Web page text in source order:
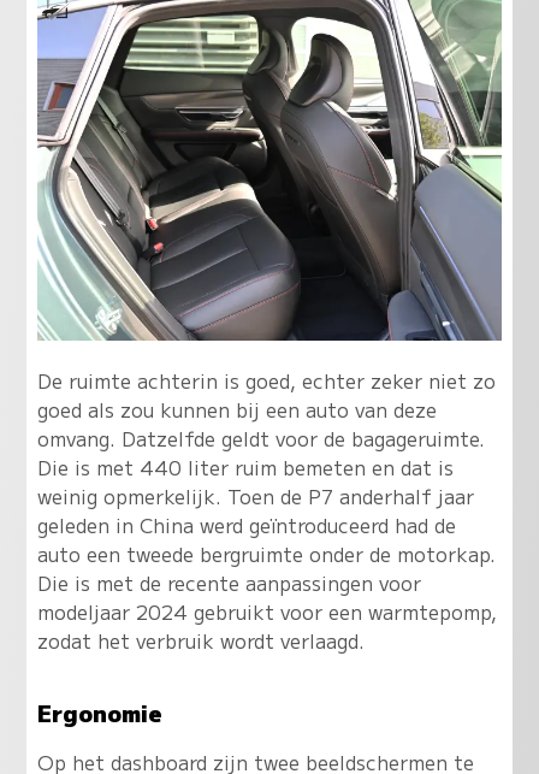
De ruimte achterin is goed, echter zeker niet zo
goed als zou kunnen bij een auto van deze
omvang. Datzelfde geldt voor de bagageruimte.
Die is met 440 liter ruim bemeten en dat is
weinig opmerkelijk. Toen de P7 anderhalf jaar
geleden in China werd geïntroduceerd had de
auto een tweede bergruimte onder de motorkap.
Die is met de recente aanpassingen voor
modeljaar 2024 gebruikt voor een warmtepomp,
zodat het verbruik wordt verlaagd.
Ergonomie
Op het dashboard zijn twee beeldschermen te